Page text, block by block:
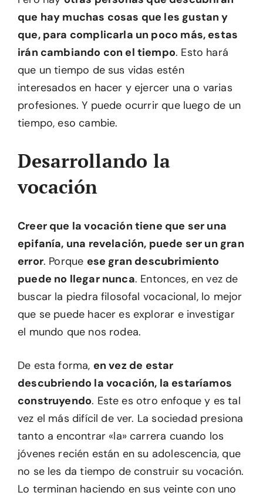
que hay muchas cosas que les gustan y
que, para complicarla un poco más, estas
irán cambiando con el tiempo. Esto hará
que un tiempo de sus vidas estén
interesados en hacer y ejercer una o varias
profesiones. Y puede ocurrir que luego de un
tiempo, eso cambie.
Desarrollando la
vocación
Creer que la vocación tiene que ser una
epifanía, una revelación, puede ser un gran
error. Porque ese gran descubrimiento
puede no llegar nunca. Entonces, en vez de
buscar la piedra filosofal vocacional, lo mejor
que se puede hacer es explorar e investigar
el mundo que nos rodea.
De esta forma, en vez de estar
descubriendo la vocación, la estaríamos
construyendo. Este es otro enfoque y es tal
vez el más difícil de ver. La sociedad presiona
tanto a encontrar «la» carrera cuando los
jóvenes recién están en su adolescencia, que
no se les da tiempo de construir su vocación.
Lo terminan haciendo en sus veinte con uno